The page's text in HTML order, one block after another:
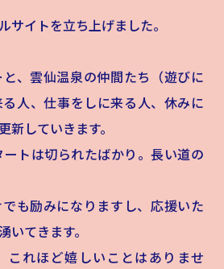
サイトを立ち上げました。
、雲仙温泉の仲間たち（遊びに
人、仕事をしに来る人、休みに
していきます。
トは切られたばかり。長い道の
も励みになりますし、応援いた
いてきます。
これほど嬉しいことはありませ